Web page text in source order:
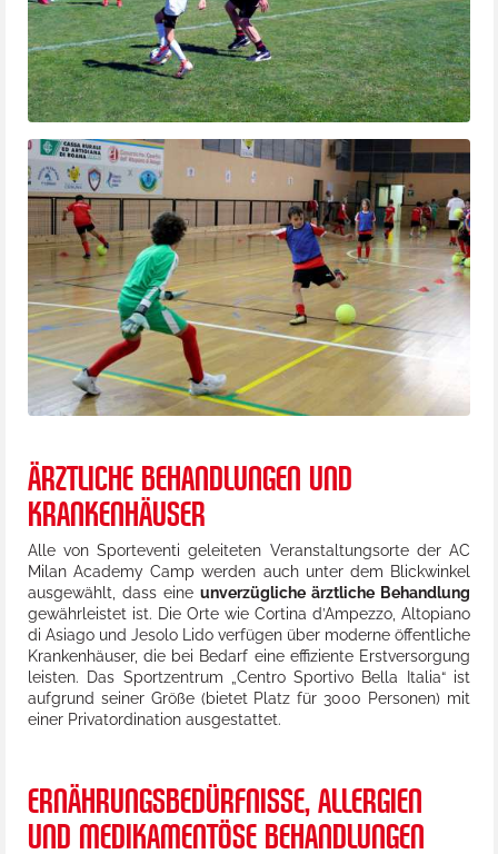
ÄRZTLICHE BEHANDLUNGEN UND
KRANKENHÄUSER
Alle von Sporteventi geleiteten Veranstaltungsorte der AC
Milan Academy Camp werden auch unter dem Blickwinkel
ausgewählt, dass eineunverzügliche ärztliche Behandlung
gewährleistet ist. Die Orte wie Cortina d’Ampezzo, Altopiano
di Asiago und Jesolo Lido verfügen über moderne öffentliche
Krankenhäuser, die bei Bedarf eine effiziente Erstversorgung
leisten. Das Sportzentrum „Centro Sportivo Bella Italia“ ist
aufgrund seiner Größe (bietet Platz für 3000 Personen) mit
einer Privatordination ausgestattet.
ERNÄHRUNGSBEDÜRFNISSE, ALLERGIEN
UND MEDIKAMENTÖSE BEHANDLUNGEN